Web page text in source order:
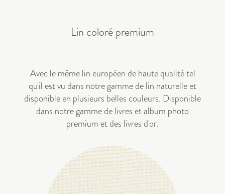
Lin coloré premium
Avec le même lin européen de haute qualité tel
qu'il est vu dans notre gamme de lin naturelle et
disponible en plusieurs belles couleurs. Disponible
dans notre gamme delivres etalbum photo
premium et des livres d'or.